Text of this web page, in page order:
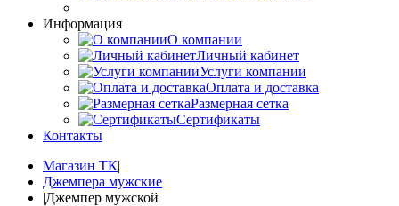
Информация
О компании
Личный кабинет
Услуги компании
Оплата и доставка
Размерная сетка
Сертификаты
Контакты
Магазин ТК|
Джемпера мужские
|Джемпер мужской